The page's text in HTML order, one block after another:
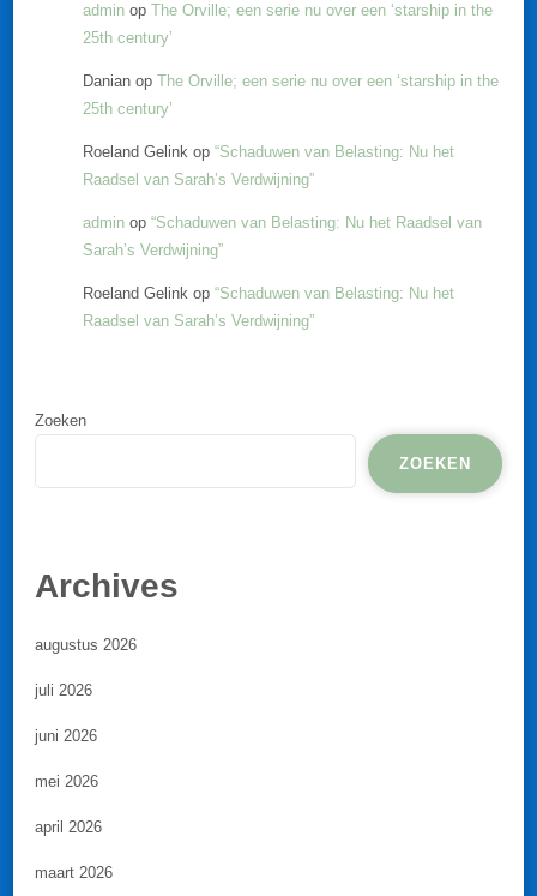
admin op The Orville; een serie nu over een ‘starship in the
25th century’
Danian op The Orville; een serie nu over een ‘starship in the
25th century’
Roeland Gelink op “Schaduwen van Belasting: Nu het
Raadsel van Sarah’s Verdwijning”
admin op “Schaduwen van Belasting: Nu het Raadsel van
Sarah’s Verdwijning”
Roeland Gelink op “Schaduwen van Belasting: Nu het
Raadsel van Sarah’s Verdwijning”
Zoeken
ZOEKEN
Archives
augustus 2026
juli 2026
juni 2026
mei 2026
april 2026
maart 2026